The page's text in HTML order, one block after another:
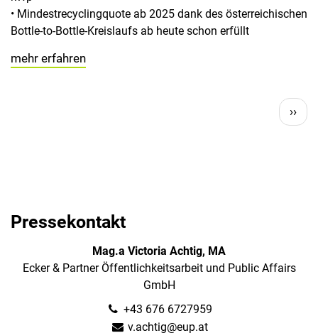
• Mindestrecyclingquote ab 2025 dank des österreichischen
Bottle-to-Bottle-Kreislaufs ab heute schon erfüllt
mehr erfahren
Next
page
››
Pressekontakt
Mag.a Victoria Achtig, MA
Ecker & Partner Öffentlichkeitsarbeit und Public Affairs
GmbH
+43 676 6727959
v.achtig@eup.at